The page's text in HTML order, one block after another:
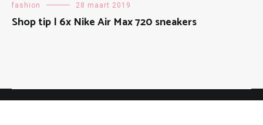
fashion 28 maart 2019
Shop tip | 6x Nike Air Max 720 sneakers